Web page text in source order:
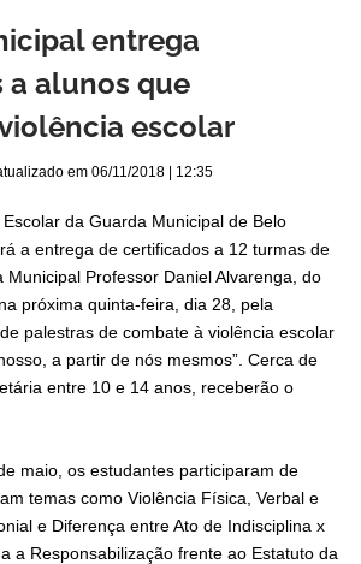
entrega
alunos que
escolar
em 06/11/2018 | 12:35
da Guarda Municipal de Belo
a entrega de certificados a 12 turmas de
Municipal Professor Daniel Alvarenga, do
próxima quinta-feira, dia 28, pela
palestras de combate à violência escolar
a partir de nós mesmos”. Cerca de
entre 10 e 14 anos, receberão o
maio, os estudantes participaram de
temas como Violência Física, Verbal e
e Diferença entre Ato de Indisciplina x
a Responsabilização frente ao Estatuto da